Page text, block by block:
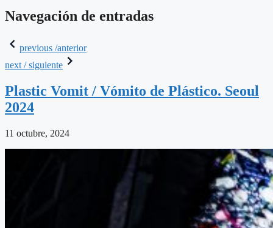
Navegación de entradas
previous /anterior
next / siguiente
Plastic Vomit / Vómito de Plástico. Seoul
2024
11 octubre, 2024